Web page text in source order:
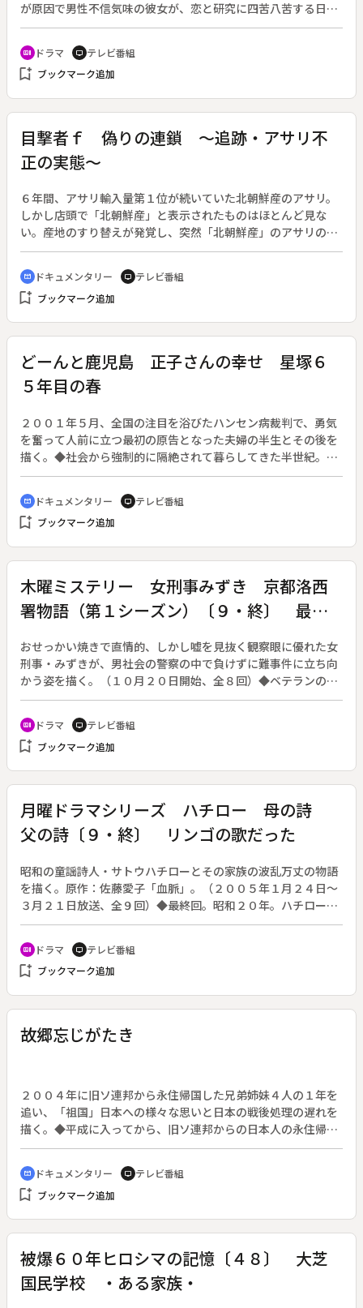
が原因で男性不信気味の彼女が、恋と研究に四苦八苦する日々
を描くラブストーリー。（２００５年３月２８日終了・全１１
回）◆イギリス留学中に付き合っていた南原に浮気されて以
来、男性不信に陥っていた仁子。ある日、大学付属の小学校教
師・健一と話していたところへ、その南原が突然現れた。いま
仁子を激怒させる。
recent_actors ドラマ tv テレビ番組
bookmark_add ブックマーク追加
目撃者ｆ 偽りの連鎖 ～追跡・アサリ不
正の実態～
６年間、アサリ輸入量第１位が続いていた北朝鮮産のアサリ。
しかし店頭で「北朝鮮産」と表示されたものはほとんど見な
い。産地のすり替えが発覚し、突然「北朝鮮産」のアサリの輸
入がゼロになった。替わりに増えたのは「中国産」。流通過程
で何が起こっているのか。◆輸入されたアサリは日本の海に入
れられ「蓄養」されて出荷されていた。出荷調整と鮮度回復が
目的のはずの蓄養の実態を追及し、産地偽装が明らかになっ
を装って輸入されていたという。
cinematic_blur ドキュメンタリー tv テレビ番組
bookmark_add ブックマーク追加
どーんと鹿児島 正子さんの幸せ 星塚６
５年目の春
２００１年５月、全国の注目を浴びたハンセン病裁判で、勇気
を奮って人前に立つ最初の原告となった夫婦の半生とその後を
描く。◆社会から強制的に隔絶されて暮らしてきた半世紀。ま
して国の療養所で暮らしながら国を相手に裁判を起こすこと
は、彼らにとってたいへん厳しいことだった。長く辛い裁判の
なかで、療養所という密室の中で行われてきた数々の事実が判
明し、ついに勝訴を勝ち取った。そして今、彼らのなによりの
cinematic_blur ドキュメンタリー tv テレビ番組
bookmark_add ブックマーク追加
木曜ミステリー 女刑事みずき 京都洛西
署物語（第１シーズン）〔９・終〕 最終
おせっかい焼きで直情的、しかし嘘を見抜く観察眼に優れた女
刑事・みずきが、男社会の警察の中で負けずに難事件に立ち向
かう姿を描く。（１０月２０日開始、全８回）◆ベテランの鳴
海刑事が足を骨折し、みずきは鳴海不在の間の主任代理を申し
付かる。この処遇に、同じくベテランの原田は不満を隠そうと
もしない。そんな状況で、人権派弁護士の沖田が、逆恨みした
弁護相手に狙われているので警護をつけてくれと訴え、熊沢が
人を狙った強盗殺人放火事件が発生。同様の事件が起こってい
た大阪府警と合同捜査をすることになる。
recent_actors ドラマ tv テレビ番組
bookmark_add ブックマーク追加
月曜ドラマシリーズ ハチロー 母の詩
父の詩〔９・終〕 リンゴの歌だった
昭和の童謡詩人・サトウハチローとその家族の波乱万丈の物語
を描く。原作：佐藤愛子「血脈」。（２００５年１月２４日～
３月２１日放送、全９回）◆最終回。昭和２０年。ハチロー
（唐沢寿明）は、空襲警報が頻繁に鳴る東京と家族の疎開先の
千葉を行き来していた。東京の家は、蘭子（松尾れい子）が残
り、空襲のときも屋根に登って火の粉を振り払うなどして守っ
た。東京大空襲、終戦。節（西川忠志）は広島で原爆で亡くな
本は貧しかったが、戦後の復興はハチローが作った「リンゴの
唄」とともに始まる。
recent_actors ドラマ tv テレビ番組
bookmark_add ブックマーク追加
故郷忘じがたき
２００４年に旧ソ連邦から永住帰国した兄弟姉妹４人の１年を
追い、「祖国」日本への様々な思いと日本の戦後処理の遅れを
描く。◆平成に入ってから、旧ソ連邦からの日本人の永住帰国
が増加している。戦後、日本人は全員引き揚げるという国際協
定があったにもかかわらず、政府が彼らの帰国に積極的ではな
かったことと、帰国事業の情報が正確に伝わっていなかったこ
となどで、本格的な帰国が遅れたことが原因だ。２００４年に
シアを訪ねると、そこには永住帰国を切望する残留者たちがま
だ存在していた。
cinematic_blur ドキュメンタリー tv テレビ番組
bookmark_add ブックマーク追加
被爆６０年ヒロシマの記憶〔４８〕 大芝
国民学校 ・ある家族・